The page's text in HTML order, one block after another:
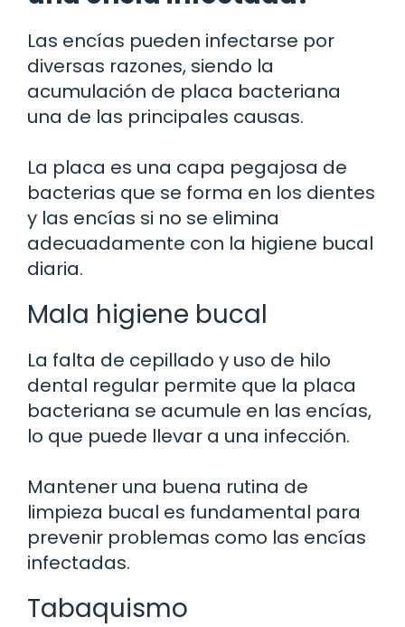
Las encías pueden infectarse por
diversas razones, siendo la
acumulación de placa bacteriana
una de las principales causas.
La placa es una capa pegajosa de
bacterias que se forma en los dientes
y las encías si no se elimina
adecuadamente con la higiene bucal
diaria.
Mala higiene bucal
La falta de cepillado y uso de hilo
dental regular permite que la placa
bacteriana se acumule en las encías,
lo que puede llevar a una infección.
Mantener una buena rutina de
limpieza bucal es fundamental para
prevenir problemas como las encías
infectadas.
Tabaquismo